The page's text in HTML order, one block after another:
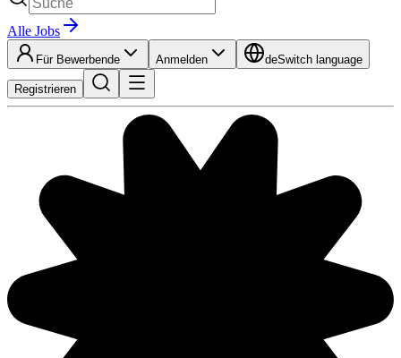
Alle Jobs
Für Bewerbende Anmelden deSwitch language
Registrieren